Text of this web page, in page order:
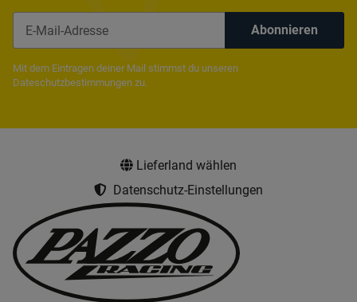
Abonnieren
Mit dem Eintragen deiner Mail stimmst du unseren
Dateschutzbestimmungen zu.
Lieferland wählen
Datenschutz-Einstellungen